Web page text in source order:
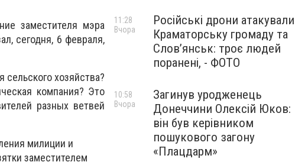
заместителя мэра
сегодня, 6 февраля,
сельского хозяйства?
компания? Это
разных ветвей
милиции и
заместителем
Російські дрони атакували
Краматорську громаду та
Слов’янськ: троє людей
поранені, - ФОТО
11:28
Вчора
Загинув уродженець
Донеччини Олексій Юков:
він був керівником
пошукового загону
«Плацдарм»
10:58
Вчора